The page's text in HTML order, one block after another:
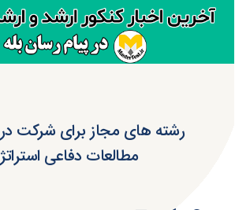
رشته های مجاز برای شرکت در
مطالعات دفاعی